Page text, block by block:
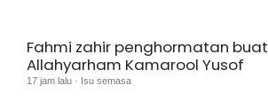
Fahmi zahir penghormatan buat
Allahyarham Kamarool Yusof
17 jam lalu · Isu semasa